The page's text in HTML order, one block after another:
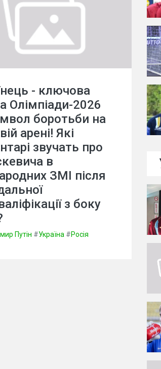
- ключова
Олімпіади-2026
боротьби на
арені! Які
звучать про
в
ЗМІ після
з боку
Путін #Україна #Росія